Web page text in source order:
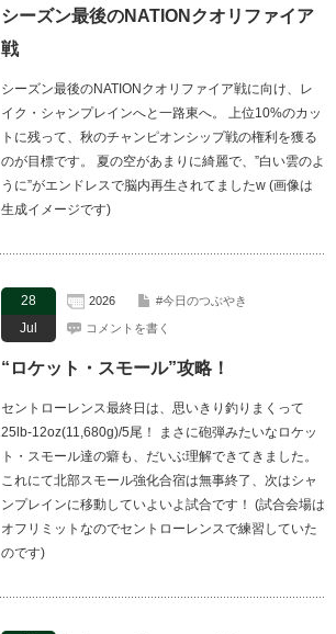
シーズン最後のNATIONクオリファイア
戦
シーズン最後のNATIONクオリファイア戦に向け、レ
イク・シャンプレインへと一路東へ。 上位10%のカッ
トに残って、秋のチャンピオンシップ戦の権利を獲る
のが目標です。 夏の空があまりに綺麗で、”白い雲のよ
うに”がエンドレスで脳内再生されてましたw (画像は
生成イメージです)
28
Jul
2026 #今日のつぶやき
コメントを書く
“ロケット・スモール”攻略！
セントローレンス最終日は、思いきり釣りまくって
25lb-12oz(11,680g)/5尾！ まさに砲弾みたいなロケッ
ト・スモール達の癖も、だいぶ理解できてきました。
これにて北部スモール強化合宿は無事終了、次はシャ
ンプレインに移動していよいよ試合です！ (試合会場は
オフリミットなのでセントローレンスで練習していた
のです)